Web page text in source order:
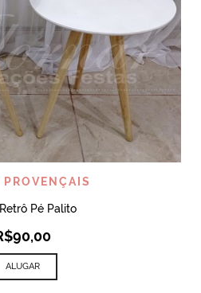
PROVENÇAIS
Pé Palito
90,00
ALUGAR